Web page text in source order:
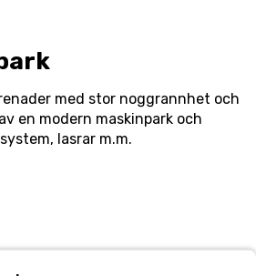
med stor noggrannhet och
en modern maskinpark och
lasrar m.m.